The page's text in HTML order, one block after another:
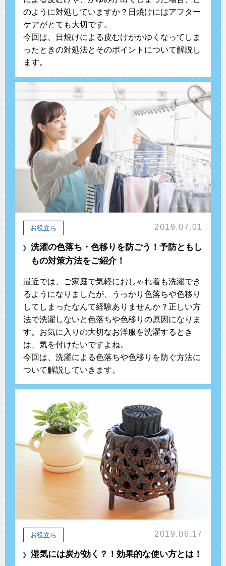
のように対処していますか？日焼けにはアフター
ケアがとても大切です。
今回は、日焼けによる皮むけがかゆくなってしま
ったときの対処法とそのポイントについて解説し
ます。
お役立ち 2019.07.01
洗濯の色落ち・色移りを防ごう！予防ともし
もの対策方法をご紹介！
最近では、ご家庭で気軽におしゃれ着も洗濯でき
るようになりましたが、うっかり色落ちや色移り
してしまったなんて経験ありませんか？正しい方
法で洗濯しないと色落ちや色移りの原因になりま
す。お気に入りの大切なお洋服を洗濯するとき
は、気を付けたいですよね。
今回は、洗濯による色落ちや色移りを防ぐ方法に
ついて解説していきます。
お役立ち 2019.06.17
湿気には炭が効く？！効果的な使い方とは！